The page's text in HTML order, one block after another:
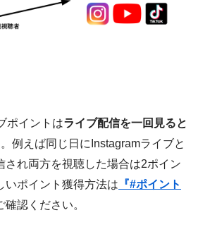
ポイントはライブ配信を一回見ると
例えば同じ日にInstagramライブと
され両方を視聴した場合は2ポイン
いポイント獲得方法は 『#ポイント
確認ください。